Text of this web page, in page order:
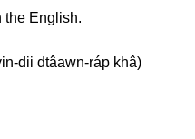
the English.
dii dtâawn-ráp khâ)